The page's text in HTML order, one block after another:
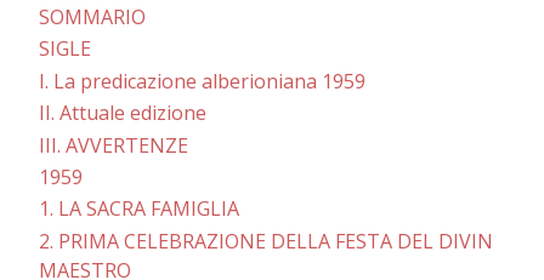
SOMMARIO
SIGLE
I. La predicazione alberioniana 1959
II. Attuale edizione
III. AVVERTENZE
1959
1. LA SACRA FAMIGLIA
2. PRIMA CELEBRAZIONE DELLA FESTA DEL DIVIN
MAESTRO